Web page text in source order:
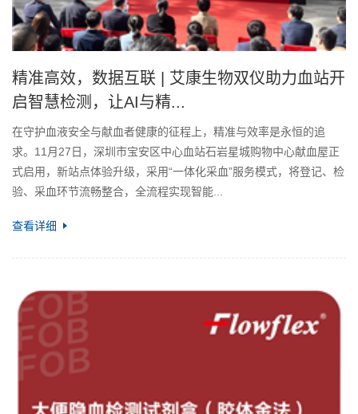
精准高效，数据互联 | 艾康生物双仪助力血站开
启智慧检测，让AI与精...
在守护血液安全与献血者健康的征程上，精准与效率是永恒的追
求。11月27日，深圳市宝安区中心血站石岩星城购物中心献血屋正
式启用，新站点体验升级，采用“一体化采血”服务模式，将登记、检
验、采血环节流畅整合，全流程实现智能...
查看详细